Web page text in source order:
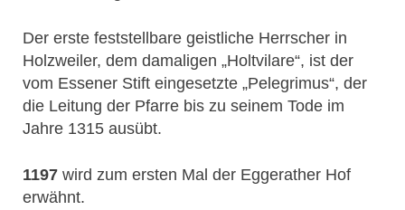
Der erste feststellbare geistliche Herrscher in
Holzweiler, dem damaligen „Holtvilare“, ist der
vom Essener Stift eingesetzte „Pelegrimus“, der
die Leitung der Pfarre bis zu seinem Tode im
Jahre 1315 ausübt.
1197 wird zum ersten Mal der Eggerather Hof
erwähnt.